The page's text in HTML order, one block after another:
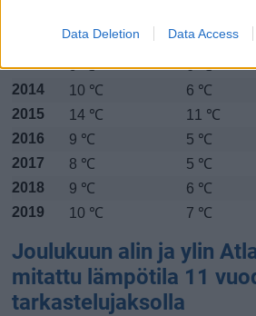
Data Deletion Data Access
10 ℃ 7 ℃
2013
9 ℃ 6 ℃
2014
10 ℃ 6 ℃
2015
14 ℃ 11 ℃
2016
9 ℃ 5 ℃
2017
8 ℃ 5 ℃
2018
9 ℃ 6 ℃
2019
10 ℃ 7 ℃
Joulukuun alin ja ylin
mitattu lämpötila 11
tarkastelujaksolla